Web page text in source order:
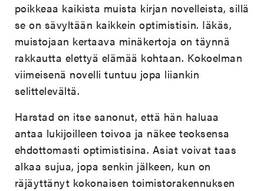
poikkeaa kaikista muista kirjan novelleista, sillä
se on sävyltään kaikkein optimistisin. Iäkäs,
muistojaan kertaava minäkertoja on täynnä
rakkautta elettyä elämää kohtaan. Kokoelman
viimeisenä novelli tuntuu jopa liiankin
selittelevältä.
Harstad on itse sanonut, että hän haluaa
antaa lukijoilleen toivoa ja näkee teoksensa
ehdottomasti optimistisina. Asiat voivat taas
alkaa sujua, jopa senkin jälkeen, kun on
räjäyttänyt kokonaisen toimistorakennuksen